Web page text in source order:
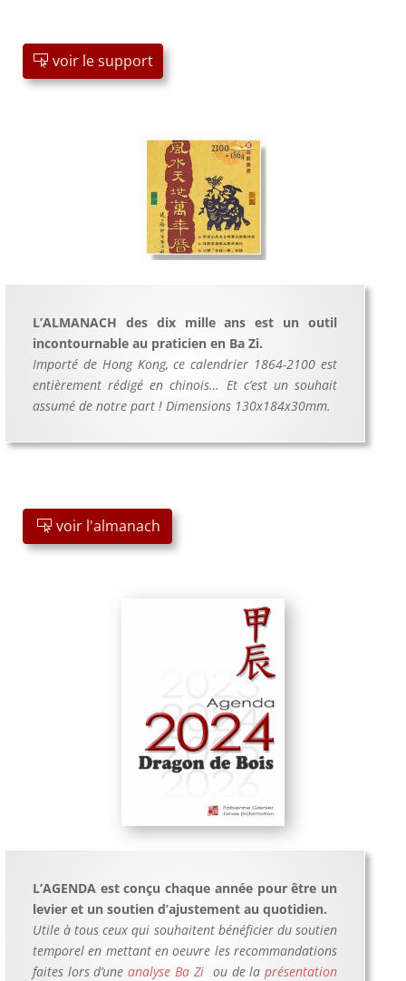
voir le support
L’ALMANACH des dix mille ans est un outil
incontournable au praticien en Ba Zi.
Importé de Hong Kong, ce calendrier 1864-2100 est
entièrement rédigé en chinois… Et c’est un souhait
assumé de notre part ! Dimensions 130x184x30mm.
voir l'almanach
L’AGENDA est conçu chaque année pour être un
levier et un soutien d’ajustement au quotidien.
Utile à tous ceux qui souhaitent bénéficier du soutien
temporel en mettant en oeuvre les recommandations
faites lors d’une analyse Ba Zi ou de la présentation